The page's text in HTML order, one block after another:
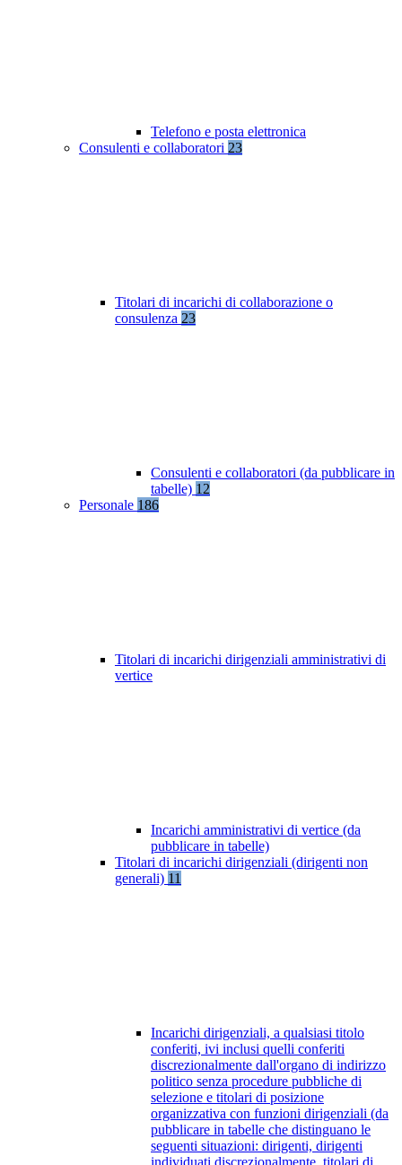
Telefono e posta elettronica
Consulenti e collaboratori 23
Titolari di incarichi di collaborazione o
consulenza 23
Consulenti e collaboratori (da pubblicare in
tabelle) 12
Personale 186
Titolari di incarichi dirigenziali amministrativi di
vertice
Incarichi amministrativi di vertice (da
pubblicare in tabelle)
Titolari di incarichi dirigenziali (dirigenti non
generali) 11
Incarichi dirigenziali, a qualsiasi titolo
conferiti, ivi inclusi quelli conferiti
discrezionalmente dall'organo di indirizzo
politico senza procedure pubbliche di
selezione e titolari di posizione
organizzativa con funzioni dirigenziali (da
pubblicare in tabelle che distinguano le
seguenti situazioni: dirigenti, dirigenti